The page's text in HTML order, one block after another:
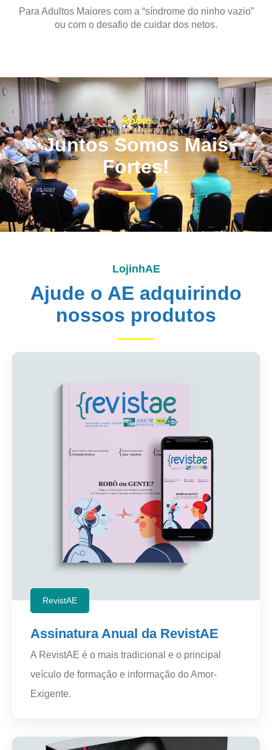
Para Adultos Maiores com a “síndrome do ninho vazio”
ou com o desafio de cuidar dos netos.
Apoie
Juntos Somos Mais
Fortes!
LojinhAE
Ajude o AE adquirindo
nossos produtos
RevistAE
Assinatura Anual da RevistAE
A RevistAE é o mais tradicional e o principal
veículo de formação e informação do Amor-
Exigente.